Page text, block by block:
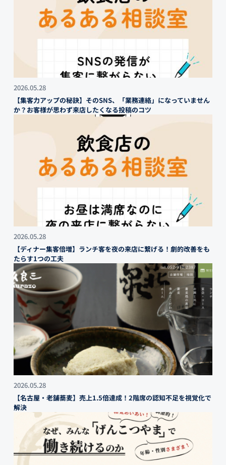
2026.05.28
【集客力アップの秘訣】そのSNS、「業務連絡」になっていません
か？お客様が思わず来店したくなる投稿のコツ
2026.05.28
【ディナー集客倍増】ランチ客を夜の来店に繋げる！劇的改善をも
たらす1つの工夫
2026.05.28
【名古屋・老舗蕎麦】売上1.5倍達成！2階席の認知不足を視覚化で
解決